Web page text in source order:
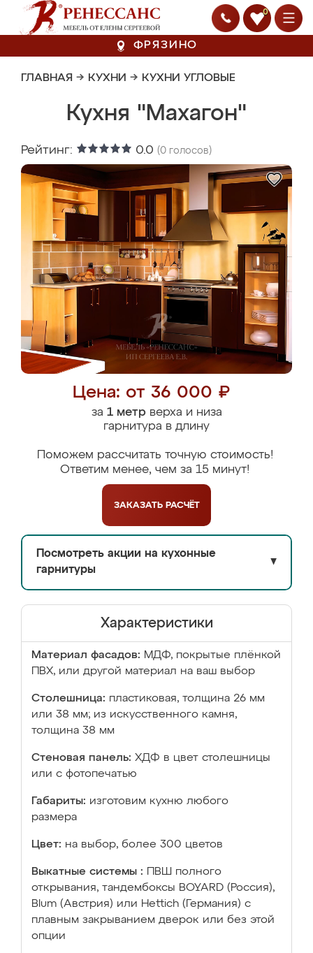
0
ФРЯЗИНО
ГЛАВНАЯ → КУХНИ → КУХНИ УГЛОВЫЕ
Кухня "Махагон"
Рейтинг: 0.0 (0 голосов)
Цена: от 36 000 ₽
за 1 метрверха и низа
гарнитура в длину
Поможем рассчитать точную стоимость!
Ответим менее, чем за 15 минут!
ЗАКАЗАТЬ РАСЧЁТ
Посмотреть акции на кухонные
гарнитуры
▼
Характеристики
Материал фасадов: МДФ, покрытые плёнкой
ПВХ, или другой материал на ваш выбор
Столешница: пластиковая, толщина 26 мм
или 38 мм; из искусственного камня,
толщина 38 мм
Стеновая панель: ХДФ в цвет столешницы
или с фотопечатью
Габариты: изготовим кухню любого
размера
Цвет: на выбор, более 300 цветов
Выкатные системы :
ПВШ полного
открывания, тандембоксы BOYARD (Россия),
Blum (Австрия) или Hettich (Германия) с
плавным закрыванием дверок или без этой
опции